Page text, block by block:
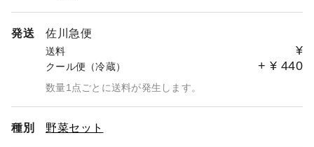
発送 佐川急便
送料 ¥
クール便（冷蔵） + ¥ 440
数量1点ごとに送料が発生します。
種別 野菜セット